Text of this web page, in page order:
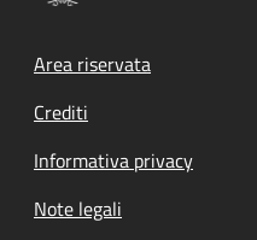
Footer menu
Area riservata
Crediti
Informativa privacy
Note legali